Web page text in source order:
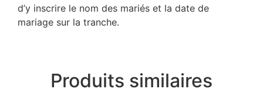
d’y inscrire le nom des mariés et la date de
mariage sur la tranche.
Produits similaires